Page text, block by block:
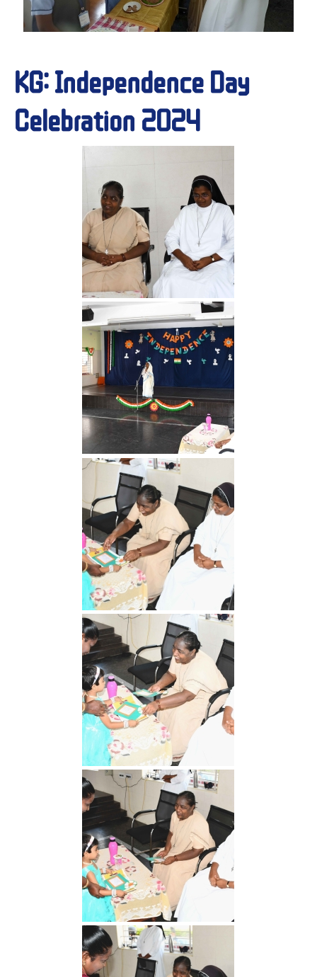
KG: Independence Day
Celebration 2024